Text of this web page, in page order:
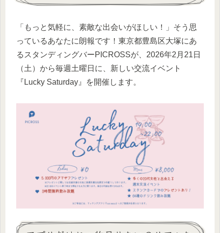
「もっと気軽に、素敵な出会いがほしい！」そう思
っているあなたに朗報です！東京都豊島区大塚にあ
るスタンディングバーPICROSSが、2026年2月21日
（土）から毎週土曜日に、新しい交流イベント
『Lucky Saturday』を開催します。